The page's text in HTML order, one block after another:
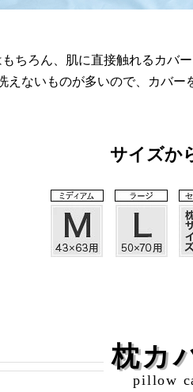
もちろん、肌に直接触れるカバ
えないものが多いので、カバー
サイズか
枕カ
pillow